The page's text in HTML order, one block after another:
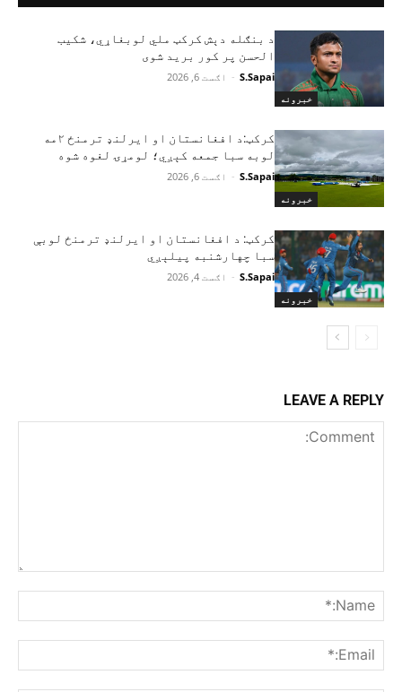
خبرونه
د بنګله دېش کرکټ ملي لوبغاړي، شکیب
الحسن پر کور برید شوی
S.Sapai
- اګست 6, 2026
خبرونه
کرکټ:د افغانستان او ایرلنډ ترمنځ ۲مه
لوبه سبا جمعه کېږي؛ لومړۍ لغوه شوه
S.Sapai
- اګست 6, 2026
خبرونه
کرکټ: د افغانستان او ایرلنډ ترمنځ لوبې
سبا چهارشنبه پیلېږي
S.Sapai
- اګست 4, 2026
LEAVE A REPLY